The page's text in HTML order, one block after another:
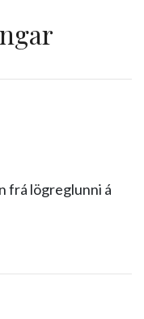
frá lögreglunni á